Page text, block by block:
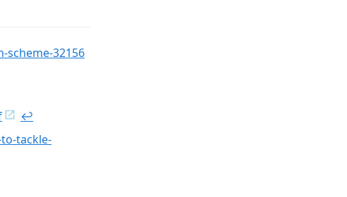
32156
↩︎
tackle-